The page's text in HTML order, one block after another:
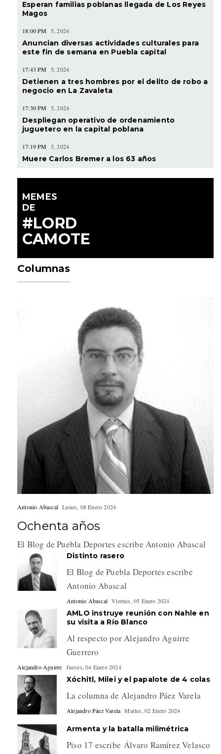
Esperan familias poblanas llegada de Los Reyes
Magos
18:00 PM 5, 2024
Anuncian diversas actividades culturales para
este fin de semana en Puebla capital
17:43 PM 5, 2024
Detienen a tres hombres por el delito de robo a
negocio en La Zavaleta
17:30 PM 5, 2024
Despliegan operativo de ordenamiento
juguetero en la capital poblana
17:19 PM 5, 2024
Muere Carlos Bremer a los 63 años
MEMES
DE
#LORD
CAMOTE
Columnas
Antonio Abascal Lunes, 08 Enero 2024
Ochenta años
El Blog de Puebla Deportes escribe Antonio Abascal
Distinto rasero
El Blog de Puebla Deportes escribe
Antonio Abascal
Antonio Abascal Viernes, 05 Enero 2024
AMLO instruye reunión con Nahle en
su visita a Río Blanco
Al respecto por Alejandro Aguirre
Guerrero
Alejandro Aguirre Jueves, 04 Enero 2024
Xóchitl, Milei y el papalote de 4 colas
La columna de Alejandro Páez Varela
Alejandro Páez Varela Martes, 02 Enero 2024
Armenta y la batalla milimétrica
Piso 17 escribe Álvaro Ramírez Velasco